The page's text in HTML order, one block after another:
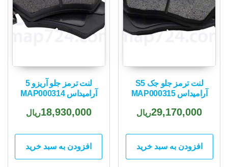
لنت ترمز جلو جک S5
آرامیداس MAP000315
29,170,000ریال
افزودن به سبد خرید
لنت ترمز جلو آریزو 5
آرامیداس MAP000314
18,930,000ریال
افزودن به سبد خرید